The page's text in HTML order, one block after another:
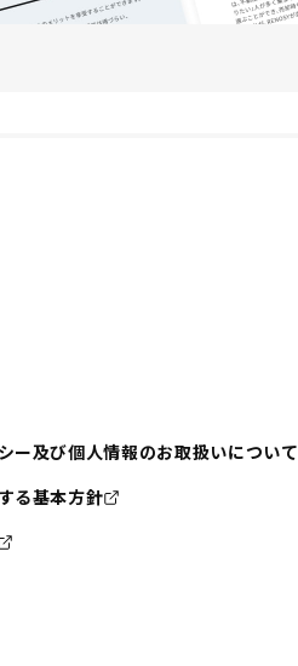
ー及び個人情報のお取扱いについて
る基本方針